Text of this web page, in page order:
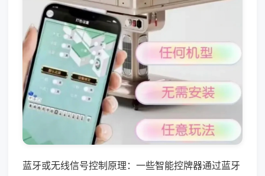
蓝牙或无线信号控制原理：一些智能控牌器通过蓝牙